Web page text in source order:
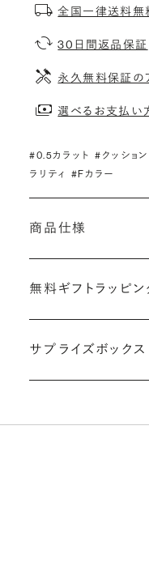
全国一律送料無
30日間返品保証
永久無料保証の
選べるお支払い
#0.5カラット #クッショ
ラリティ
#Fカラー
商品仕様
(長さx幅×深さ)
無料ギフトラッピン
サプライズボックス